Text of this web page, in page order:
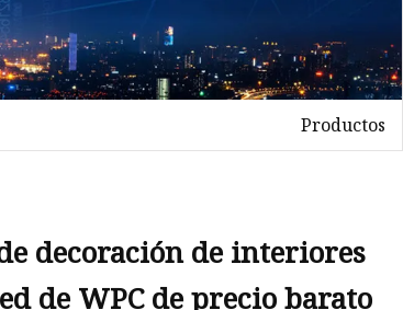
Productos
decoración de interiores
de WPC de precio barato